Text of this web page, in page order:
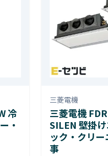
冷
・
三菱電機
三菱電機
SILEN 壁掛
ック・クリ
事